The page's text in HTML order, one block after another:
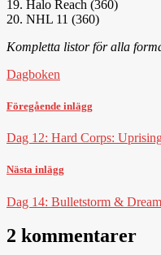
19. Halo Reach (360)
20. NHL 11 (360)
Kompletta listor för alla
Dagboken
Föregående inlägg
Dag 12: Hard Corps:
Nästa inlägg
Dag 14: Bulletstorm &
2 kommentarer